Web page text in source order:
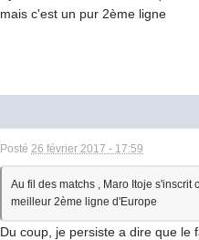
mais c'est un pur 2ème ligne
Posté26 février 2017 - 17:59
Au fil des matchs , Maro Itoje s'inscrit
meilleur 2ème ligne d'Europe
Du coup, je persiste a dire que le